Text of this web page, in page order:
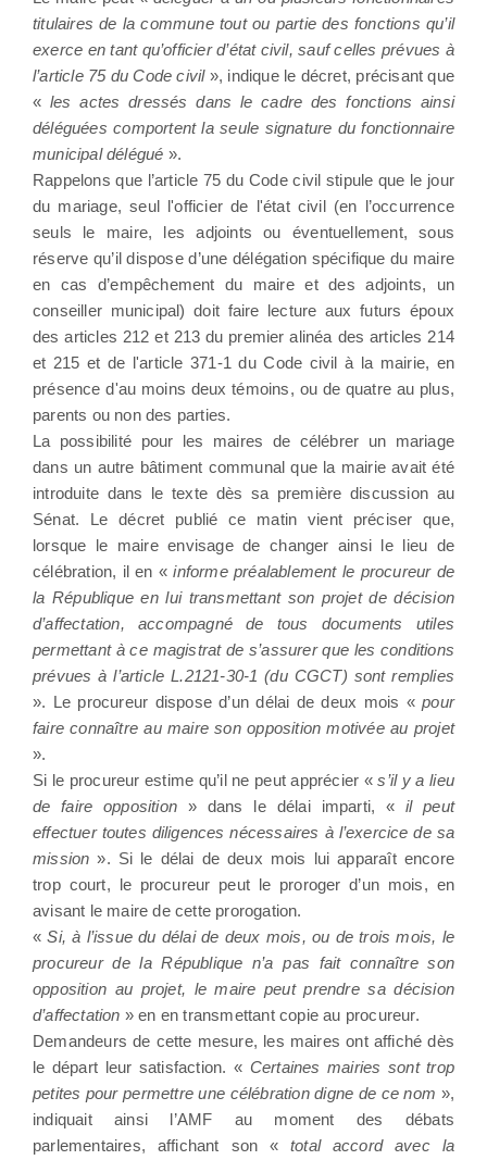
titulaires de la commune tout ou partie des fonctions qu’il
exerce en tant qu’officier d’état civil, sauf celles prévues à
l’article 75 du Code civil», indique le décret, précisant que
« les actes dressés dans le cadre des fonctions ainsi
déléguées comportent la seule signature du fonctionnaire
municipal délégué ».
Rappelons que l’article 75 du Code civil stipule que le jour
du mariage, seul l'officier de l'état civil (en l’occurrence
seuls le maire, les adjoints ou éventuellement, sous
réserve qu’il dispose d’une délégation spécifique du maire
en cas d’empêchement du maire et des adjoints, un
conseiller municipal) doit faire lecture aux futurs époux
des articles 212 et 213 du premier alinéa des articles 214
et 215 et de l'article 371-1 du Code civil à la mairie, en
présence d'au moins deux témoins, ou de quatre au plus,
parents ou non des parties.
La possibilité pour les maires de célébrer un mariage
dans un autre bâtiment communal que la mairie avait été
introduite dans le texte dès sa première discussion au
Sénat. Le décret publié ce matin vient préciser que,
lorsque le maire envisage de changer ainsi le lieu de
célébration, il en «informe préalablement le procureur de
la République en lui transmettant son projet de décision
d’affectation, accompagné de tous documents utiles
permettant à ce magistrat de s’assurer que les conditions
prévues à l’article L.2121-30-1 (du CGCT) sont remplies
». Le procureur dispose d’un délai de deux mois «pour
faire connaître au maire son opposition motivée au projet
».
Si le procureur estime qu’il ne peut apprécier «s’il y a lieu
de faire opposition » dans le délai imparti, « il peut
effectuer toutes diligences nécessaires à l’exercice de sa
mission ». Si le délai de deux mois lui apparaît encore
trop court, le procureur peut le proroger d’un mois, en
avisant le maire de cette prorogation.
«Si, à l’issue du délai de deux mois, ou de trois mois, le
procureur de la République n’a pas fait connaître son
opposition au projet, le maire peut prendre sa décision
d’affectation » en en transmettant copie au procureur.
Demandeurs de cette mesure, les maires ont affiché dès
le départ leur satisfaction. « Certaines mairies sont trop
petites pour permettre une célébration digne de ce nom »,
indiquait ainsi l’AMF au moment des débats
parlementaires, affichant son «total accord avec la